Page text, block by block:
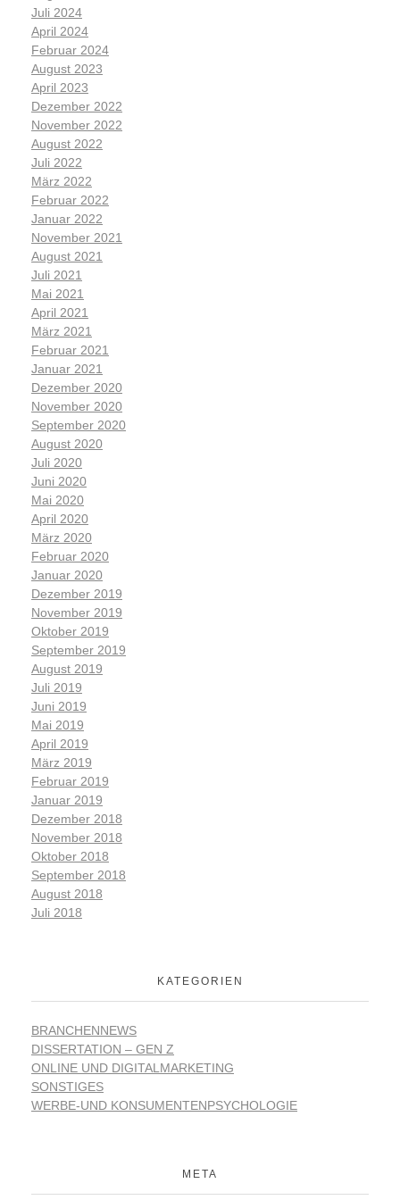
Juli 2024
April 2024
Februar 2024
August 2023
April 2023
Dezember 2022
November 2022
August 2022
Juli 2022
März 2022
Februar 2022
Januar 2022
November 2021
August 2021
Juli 2021
Mai 2021
April 2021
März 2021
Februar 2021
Januar 2021
Dezember 2020
November 2020
September 2020
August 2020
Juli 2020
Juni 2020
Mai 2020
April 2020
März 2020
Februar 2020
Januar 2020
Dezember 2019
November 2019
Oktober 2019
September 2019
August 2019
Juli 2019
Juni 2019
Mai 2019
April 2019
März 2019
Februar 2019
Januar 2019
Dezember 2018
November 2018
Oktober 2018
September 2018
August 2018
Juli 2018
KATEGORIEN
BRANCHENNEWS
DISSERTATION – GEN Z
ONLINE UND DIGITALMARKETING
SONSTIGES
WERBE-UND KONSUMENTENPSYCHOLOGIE
META